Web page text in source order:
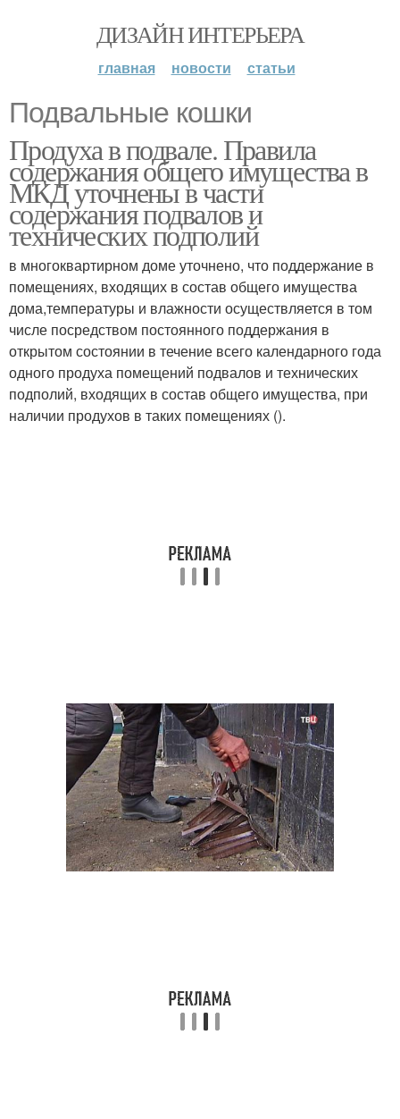
ДИЗАЙН ИНТЕРЬЕРА
главная новости статьи
Подвальные кошки
Продуха в подвале. Правила
содержания общего имущества в
МКД уточнены в части
содержания подвалов и
технических подполий
в многоквартирном доме уточнено, что поддержание в
помещениях, входящих в состав общего имущества
дома,температуры и влажности осуществляется в том
числе посредством постоянного поддержания в
открытом состоянии в течение всего календарного года
одного продуха помещений подвалов и технических
подполий, входящих в состав общего имущества, при
наличии продухов в таких помещениях ().